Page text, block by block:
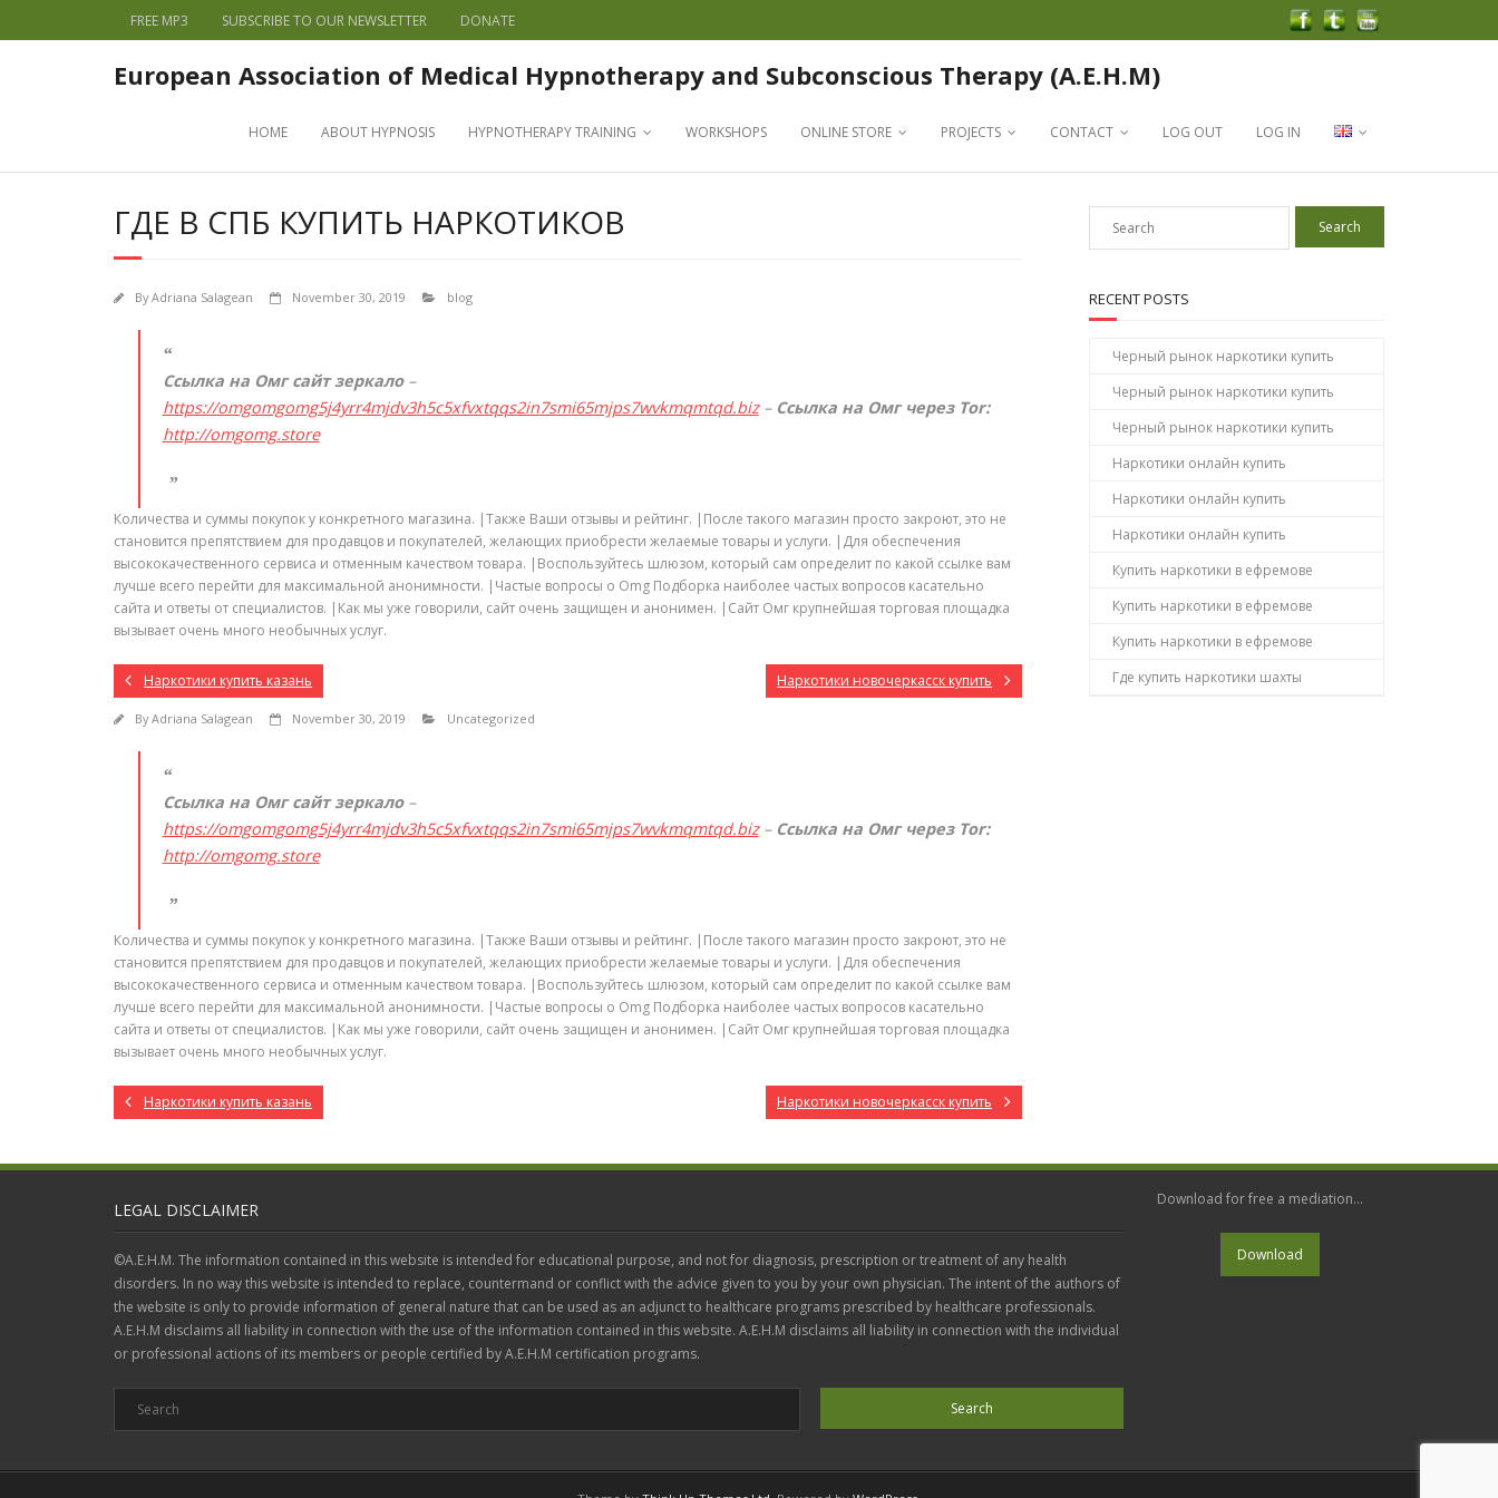
FREE MP3 SUBSCRIBE TO OUR NEWSLETTER DONATE
European Association of Medical Hypnotherapy and Subconscious Therapy (A.E.H.M)
HOME ABOUT HYPNOSIS HYPNOTHERAPY TRAINING WORKSHOPS ONLINE STORE PROJECTS CONTACT LOG OUT LOG IN
ГДЕ В СПБ КУПИТЬ НАРКОТИКОВ
ByAdriana Salagean November 30, 2019 blog
Ссылка на Омг сайт зеркало–
https://omgomgomg5j4yrr4mjdv3h5c5xfvxtqqs2in7smi65mjps7wvkmqmtqd.biz– Ссылка на Омг через Tor:
http://omgomg.store
Количества и суммы покупок у конкретного магазина. |Также Ваши отзывы и рейтинг. |После такого магазин просто закроют, это не
становится препятствием для продавцов и покупателей, желающих приобрести желаемые товары и услуги. |Для обеспечения
высококачественного сервиса и отменным качеством товара. |Воспользуйтесь шлюзом, который сам определит по какой ссылке вам
лучше всего перейти для максимальной анонимности. |Частые вопросы о Omg Подборка наиболее частых вопросов касательно
сайта и ответы от специалистов. |Как мы уже говорили, сайт очень защищен и анонимен. |Сайт Омг крупнейшая торговая площадка
вызывает очень много необычных услуг.
Наркотики купить казань Наркотики новочеркасск купить
ByAdriana Salagean November 30, 2019 Uncategorized
Ссылка на Омг сайт зеркало–
https://omgomgomg5j4yrr4mjdv3h5c5xfvxtqqs2in7smi65mjps7wvkmqmtqd.biz– Ссылка на Омг через Tor:
http://omgomg.store
Количества и суммы покупок у конкретного магазина. |Также Ваши отзывы и рейтинг. |После такого магазин просто закроют, это не
становится препятствием для продавцов и покупателей, желающих приобрести желаемые товары и услуги. |Для обеспечения
высококачественного сервиса и отменным качеством товара. |Воспользуйтесь шлюзом, который сам определит по какой ссылке вам
лучше всего перейти для максимальной анонимности. |Частые вопросы о Omg Подборка наиболее частых вопросов касательно
сайта и ответы от специалистов. |Как мы уже говорили, сайт очень защищен и анонимен. |Сайт Омг крупнейшая торговая площадка
вызывает очень много необычных услуг.
Наркотики купить казань Наркотики новочеркасск купить
RECENT POSTS
Черный рынок наркотики купить
Черный рынок наркотики купить
Черный рынок наркотики купить
Наркотики онлайн купить
Наркотики онлайн купить
Наркотики онлайн купить
Купить наркотики в ефремове
Купить наркотики в ефремове
Купить наркотики в ефремове
Где купить наркотики шахты
LEGAL DISCLAIMER
©A.E.H.M. The information contained in this website is intended for educational purpose, and not for diagnosis, prescription or treatment of any health
disorders. In no way this website is intended to replace, countermand or conflict with the advice given to you by your own physician. The intent of the authors of
the website is only to provide information of general nature that can be used as an adjunct to healthcare programs prescribed by healthcare professionals.
A.E.H.M disclaims all liability in connection with the use of the information contained in this website. A.E.H.M disclaims all liability in connection with the individual
or professional actions of its members or people certified by A.E.H.M certification programs.
Download for free a mediation...